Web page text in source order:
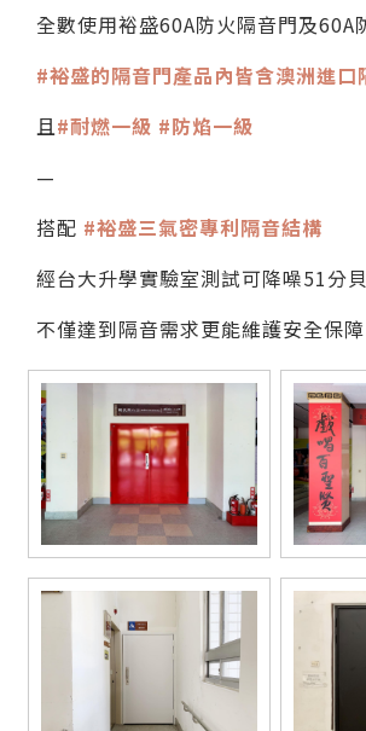
全數使用裕盛60A防火隔音門及60A
#裕盛的隔音門產品內皆含澳洲進口
且 #耐燃一級 #防焰一級
—
搭配 #裕盛三氣密專利隔音結構
經台大升學實驗室測試可降噪51分貝
不僅達到隔音需求更能維護安全保障